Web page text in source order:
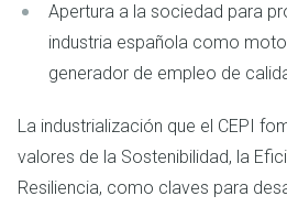
Apertura a la sociedad para
industria española como
generador de empleo de
La industrialización que el CEPI
valores de la Sostenibilidad, la
Resiliencia, como claves para